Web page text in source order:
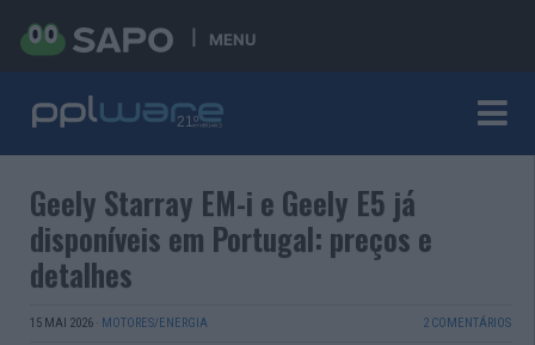
MENU
Geely Starray EM-i e Geely E5 já
disponíveis em Portugal: preços e
detalhes
15 MAI 2026 · MOTORES/ENERGIA 2 COMENTÁRIOS